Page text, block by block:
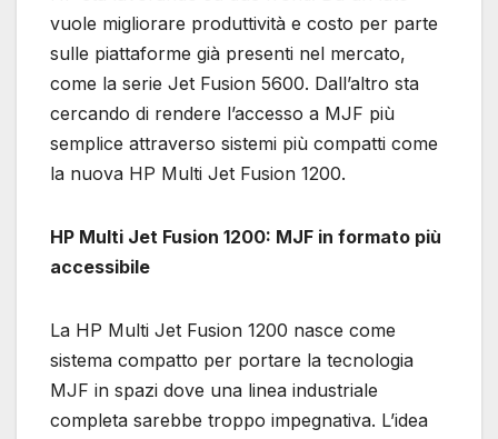
vuole migliorare produttività e costo per parte
sulle piattaforme già presenti nel mercato,
come la serie Jet Fusion 5600. Dall’altro sta
cercando di rendere l’accesso a MJF più
semplice attraverso sistemi più compatti come
la nuova HP Multi Jet Fusion 1200.
HP Multi Jet Fusion 1200: MJF in formato più
accessibile
La HP Multi Jet Fusion 1200 nasce come
sistema compatto per portare la tecnologia
MJF in spazi dove una linea industriale
completa sarebbe troppo impegnativa. L’idea